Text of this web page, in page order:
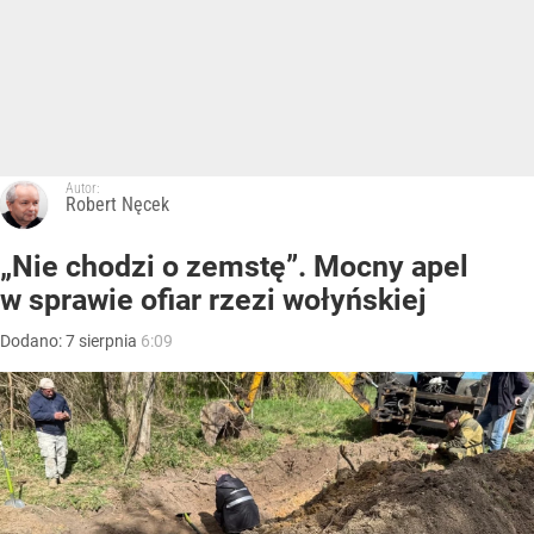
Autor:
Robert Nęcek
„Nie chodzi o zemstę”. Mocny apel
w sprawie ofiar rzezi wołyńskiej
Dodano:7 sierpnia 6:09